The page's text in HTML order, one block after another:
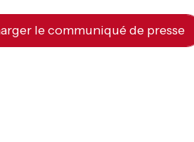
le communiqué de presse